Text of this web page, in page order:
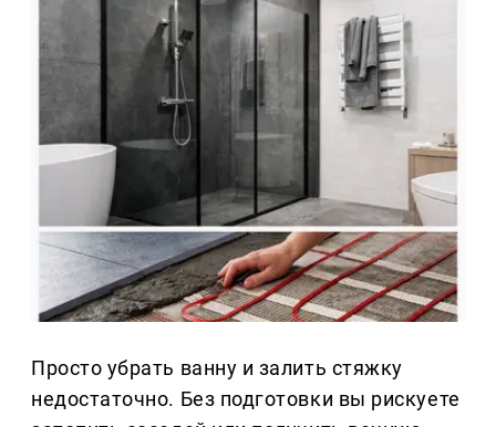
Просто убрать ванну и залить стяжку
недостаточно. Без подготовки вы рискуете